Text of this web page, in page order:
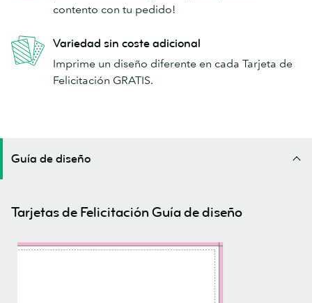
contento con tu pedido!
Variedad sin coste adicional
Imprime un diseño diferente en cada Tarjeta de
Felicitación GRATIS.
Guía de diseño
Tarjetas de Felicitación Guía de diseño